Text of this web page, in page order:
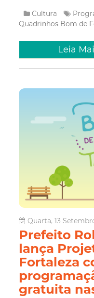
Cultura
Quadrinhos Bom de
Leia
Quarta, 13
Prefeito
lança
Fortaleza
gratuita